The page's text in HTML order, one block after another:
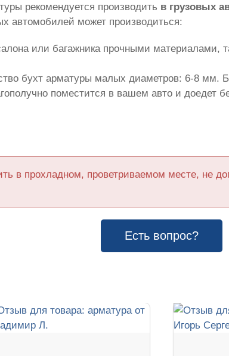
рекомендуется производить в грузовых
автомобилей может производиться:
или багажника прочными материалами,
бухт арматуры малых диаметров: 6-8
поместится в вашем авто и доедет
в прохладном, проветриваемом месте, не
Есть вопрос?